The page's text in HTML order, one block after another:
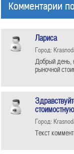
Комментарии
Лариса
Город:
Добрый день,
рыночной
Город:
Текст